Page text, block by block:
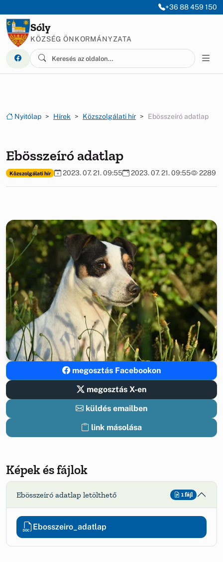
+36 88 459 150
Sóly
KÖZSÉG ÖNKORMÁNYZATA
Nyitólap Hírek Közszolgálati hír Ebösszeíró adatlap
Ebösszeíró adatlap
Közszolgálati hír 2023. 07. 21. 09:55 2023. 07. 21. 09:55 2289
megosztás Facebookon
megosztás X-en
küldés emailben
link másolása
Képek és fájlok
Ebösszeíró adatlap letölthető 1 fájl
Ebosszeiro_adatlap